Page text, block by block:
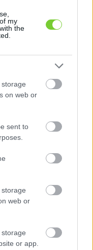
my
the
on web or
sent to
web or
or app.